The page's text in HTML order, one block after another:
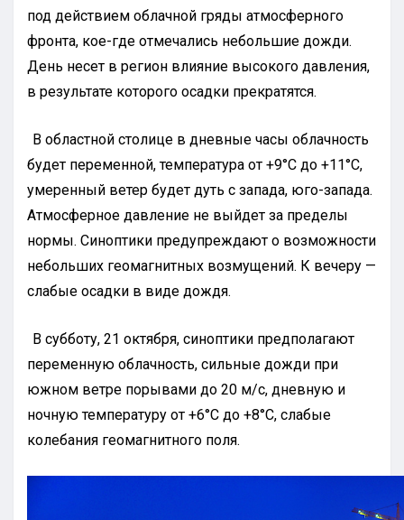
под действием облачной гряды атмосферного
фронта, кое-где отмечались небольшие дожди.
День несет в регион влияние высокого давления,
в результате которого осадки прекратятся.
В областной столице в дневные часы облачность
будет переменной, температура от +9°С до +11°С,
умеренный ветер будет дуть с запада, юго-запада.
Атмосферное давление не выйдет за пределы
нормы. Синоптики предупреждают о возможности
небольших геомагнитных возмущений. К вечеру —
слабые осадки в виде дождя.
В субботу, 21 октября, синоптики предполагают
переменную облачность, сильные дожди при
южном ветре порывами до 20 м/с, дневную и
ночную температуру от +6°С до +8°С, слабые
колебания геомагнитного поля.